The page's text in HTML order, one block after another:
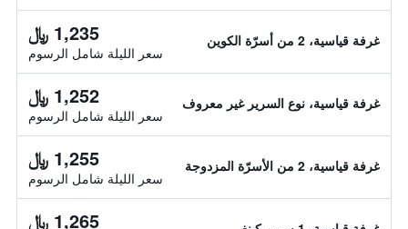
غرفة قياسية، 2 من أسرّة الكوين 1,235 ﷼
سعر الليلة شامل الرسوم
غرفة قياسية، نوع السرير غير معروف 1,252 ﷼
سعر الليلة شامل الرسوم
غرفة قياسية، 2 من الأسرّة المزدوجة 1,255 ﷼
سعر الليلة شامل الرسوم
1,265 ﷼